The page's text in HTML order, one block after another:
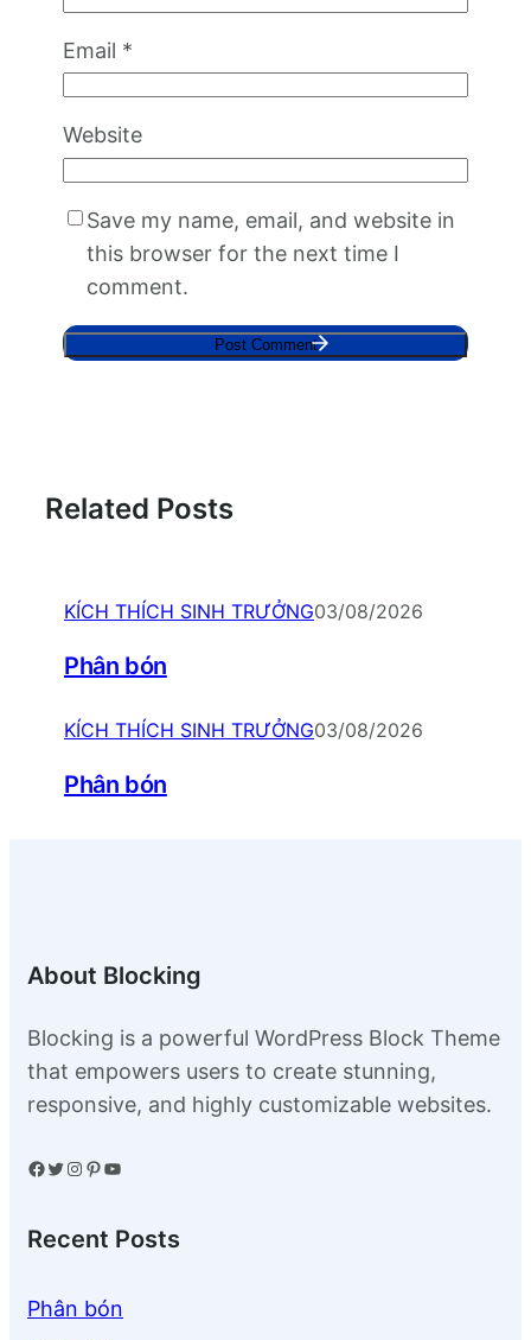
Email *
Website
Save my name, email, and website in
this browser for the next time I
comment.
Related Posts
KÍCH THÍCH SINH TRƯỞNG03/08/2026
Phân bón
KÍCH THÍCH SINH TRƯỞNG03/08/2026
Phân bón
About Blocking
Blocking is a powerful WordPress Block Theme
that empowers users to create stunning,
responsive, and highly customizable websites.
Facebook Twitter Instagram Pinterest YouTube
Recent Posts
Phân bón